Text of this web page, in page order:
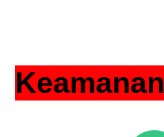
Keamanan